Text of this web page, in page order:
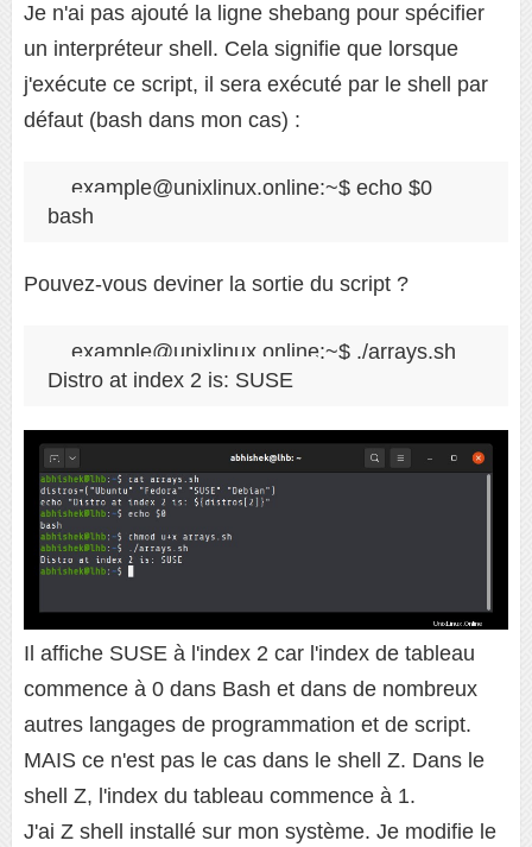
Je n'ai pas ajouté la ligne shebang pour spécifier
un interpréteur shell. Cela signifie que lorsque
j'exécute ce script, il sera exécuté par le shell par
défaut (bash dans mon cas) :
example@unixlinux.online:~$ echo $0
Pouvez-vous deviner la sortie du script ?
example@unixlinux.online:~$ ./arrays.sh
Distro at index 2 is: SUSE
Il affiche SUSE à l'index 2 car l'index de tableau
commence à 0 dans Bash et dans de nombreux
autres langages de programmation et de script.
MAIS ce n'est pas le cas dans le shell Z. Dans le
shell Z, l'index du tableau commence à 1.
J'ai Z shell installé sur mon système. Je modifie le